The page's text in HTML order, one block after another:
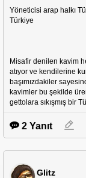
https://
be-repatriated-new-
Yöneticisi arap halkı
Türkiye
Misafir denilen kavim
atıyor ve kendilerine
başımızdakiler
kavimler bu şekilde
gettolara sıkışmış bir
2 Yanıt
Glitz